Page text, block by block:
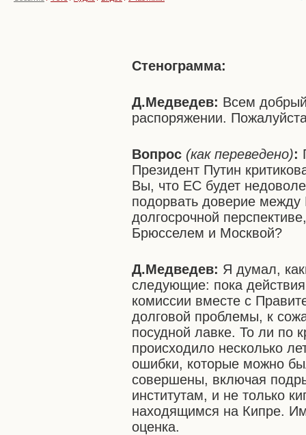
Стенограмма:
Д.Медведев: Всем
распоряжении.
Вопрос (как переведено):
Президент Путин
Вы, что ЕС будет
подорвать доверие
долгосрочной
Брюсселем и Москвой?
Д.Медведев: Я думал,
следующие: пока
комиссии вместе с
долговой проблемы, к
посудной лавке. То ли по
происходило несколько
ошибки, которые можно
совершены, включая
институтам, и не только
находящимся на Кипре.
оценка.